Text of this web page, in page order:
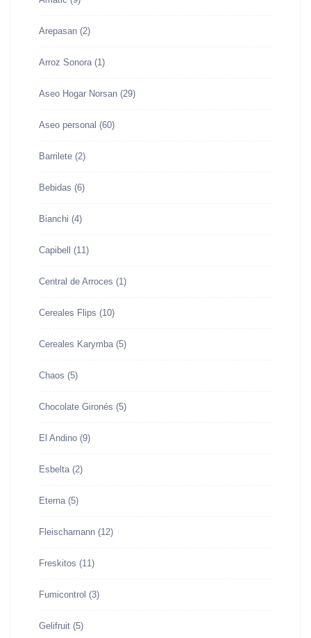
Arepasan (2)
Arroz Sonora (1)
Aseo Hogar Norsan (29)
Aseo personal (60)
Barrilete (2)
Bebidas (6)
Bianchi (4)
Capibell (11)
Central de Arroces (1)
Cereales Flips (10)
Cereales Karymba (5)
Chaos (5)
Chocolate Gironés (5)
El Andino (9)
Esbelta (2)
Eterna (5)
Fleischamann (12)
Freskitos (11)
Fumicontrol (3)
Gelifruit (5)